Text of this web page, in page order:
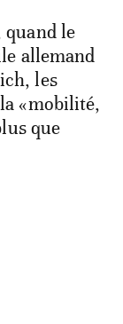
quand le
allemand
les
«mobilité,
que